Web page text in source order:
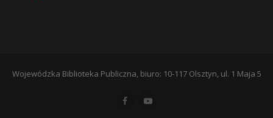
Wojewódzka Biblioteka Publiczna, biuro: 10-117 Olsztyn, ul. 1 Maja 5